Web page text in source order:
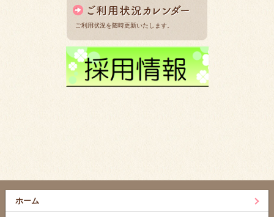
ご利用状況を随時更新いたします。
ホーム